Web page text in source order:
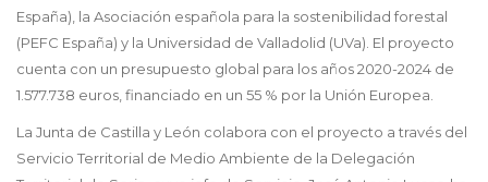
España), la Asociación española para la sostenibilidad forestal
(PEFC España) y la Universidad de Valladolid (UVa). El proyecto
cuenta con un presupuesto global para los años 2020-2024 de
1.577.738 euros, financiado en un 55 % por la Unión Europea.
La Junta de Castilla y León colabora con el proyecto a través del
Servicio Territorial de Medio Ambiente de la Delegación